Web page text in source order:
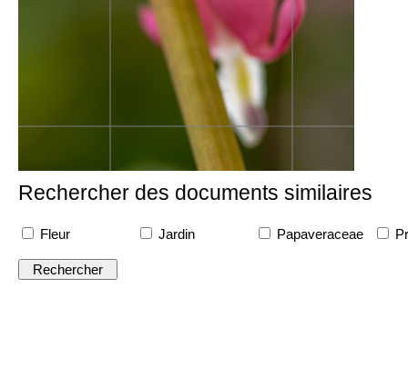
Rechercher des documents similaires
Fleur Jardin Papaveraceae